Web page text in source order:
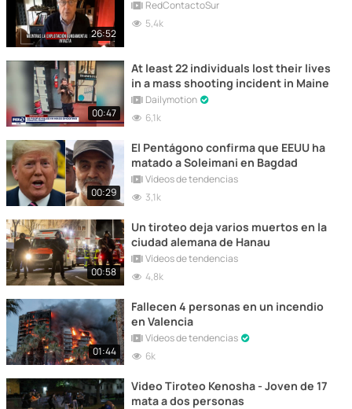
26:52
RedContactoSur
5,4k
00:47
At least 22 individuals lost their lives
in a mass shooting incident in Maine
Dailymotion
6,1k
00:29
El Pentágono confirma que EEUU ha
matado a Soleimani en Bagdad
Vídeos de tendencias
3,1k
00:58
Un tiroteo deja varios muertos en la
ciudad alemana de Hanau
Vídeos de tendencias
4,8k
01:44
Fallecen 4 personas en un incendio
en Valencia
Vídeos de tendencias
6k
Video Tiroteo Kenosha - Joven de 17
mata a dos personas